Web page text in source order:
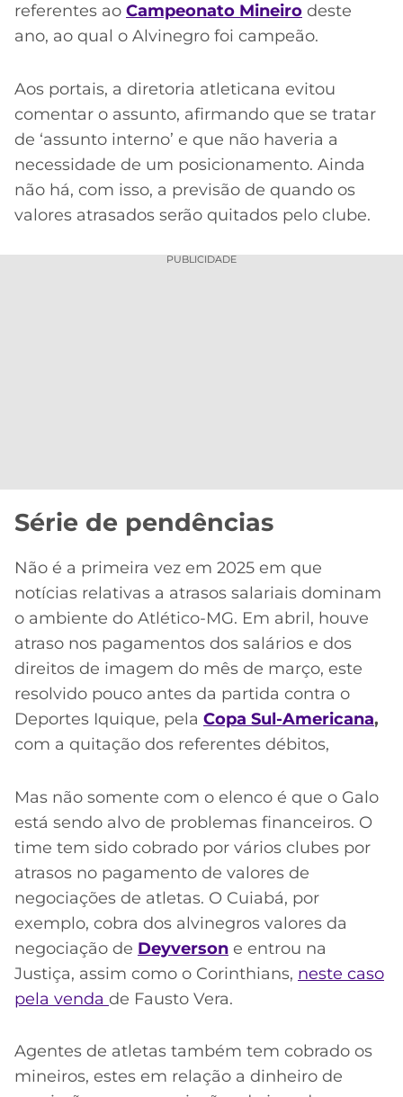
referentes ao Campeonato Mineiro deste
ano, ao qual o Alvinegro foi campeão.
Aos portais, a diretoria atleticana evitou
comentar o assunto, afirmando que se tratar
de ‘assunto interno’ e que não haveria a
necessidade de um posicionamento. Ainda
não há, com isso, a previsão de quando os
valores atrasados serão quitados pelo clube.
PUBLICIDADE
Série de pendências
Não é a primeira vez em 2025 em que
notícias relativas a atrasos salariais dominam
o ambiente do Atlético-MG. Em abril, houve
atraso nos pagamentos dos salários e dos
direitos de imagem do mês de março, este
resolvido pouco antes da partida contra o
Deportes Iquique, pela Copa Sul-Americana,
com a quitação dos referentes débitos,
Mas não somente com o elenco é que o Galo
está sendo alvo de problemas financeiros. O
time tem sido cobrado por vários clubes por
atrasos no pagamento de valores de
negociações de atletas. O Cuiabá, por
exemplo, cobra dos alvinegros valores da
negociação de Deyverson e entrou na
Justiça, assim como o Corinthians, neste caso
pela venda de Fausto Vera.
Agentes de atletas também tem cobrado os
mineiros, estes em relação a dinheiro de